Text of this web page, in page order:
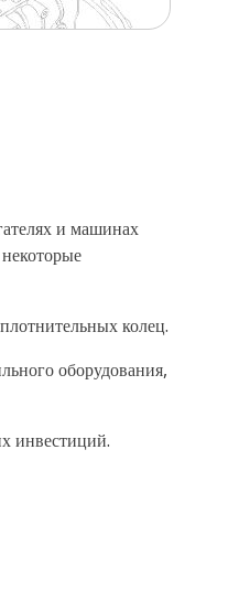
и машинах
колец.
оборудования,
инвестиций.